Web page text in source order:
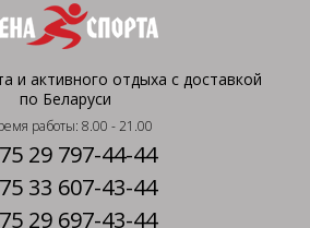
и активного отдыха с доставкой
по Беларуси
работы: 8.00 - 21.00
29 797-44-44
33 607-43-44
29 697-43-44